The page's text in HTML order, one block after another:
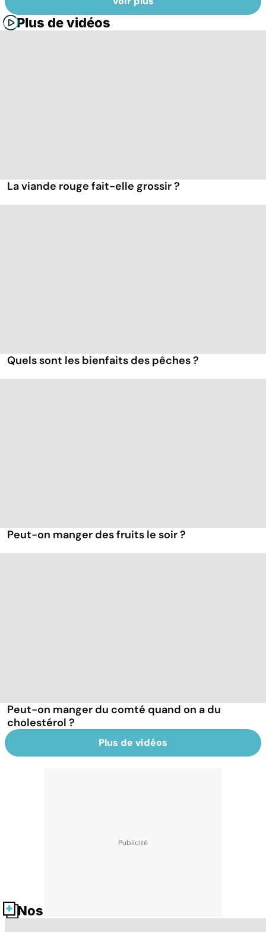
Plus de vidéos
La viande rouge fait-elle grossir ?
Quels sont les bienfaits des pêches ?
Peut-on manger des fruits le soir ?
Peut-on manger du comté quand on a du
cholestérol ?
Plus de vidéos
Nos fiches santé